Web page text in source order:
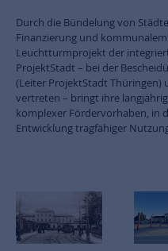
Durch die Bündelung von
Finanzierung und
Leuchtturmprojekt der
ProjektStadt – bei der
(Leiter ProjektStadt Thüringen)
vertreten – bringt ihre
komplexer Fördervorhaben, in
Entwicklung tragfähiger